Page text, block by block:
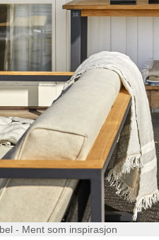
- Ment som inspirasjon